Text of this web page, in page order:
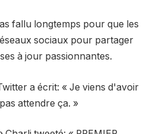
fallu longtemps pour que les
sociaux pour partager
à jour passionnantes.
a écrit: « Je viens d'avoir
attendre ça. »